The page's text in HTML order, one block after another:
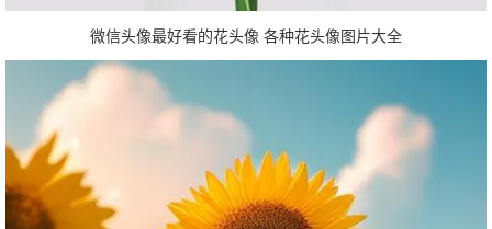
微信头像最好看的花头像 各种花头像图片大全